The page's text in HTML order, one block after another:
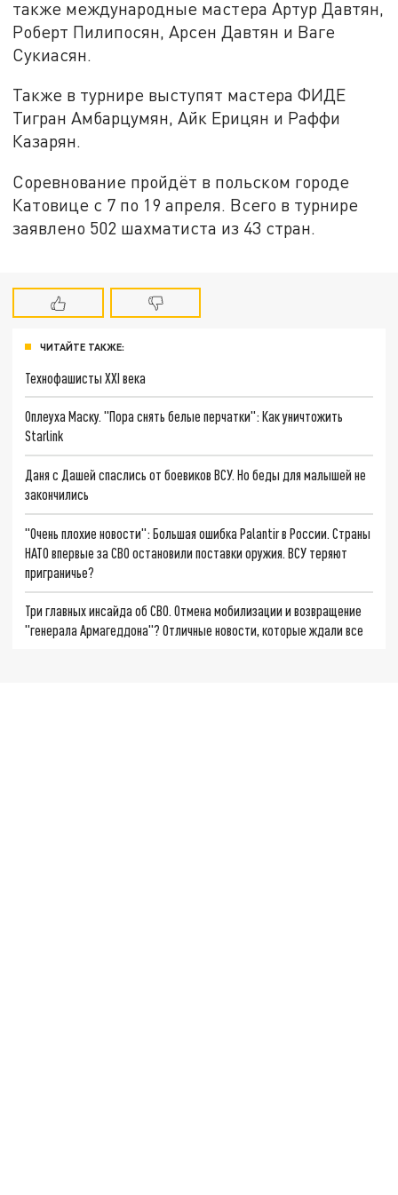
также международные мастера Артур Давтян,
Роберт Пилипосян, Арсен Давтян и Ваге
Сукиасян.
Также в турнире выступят мастера ФИДЕ
Тигран Амбарцумян, Айк Ерицян и Раффи
Казарян.
Соревнование пройдёт в польском городе
Катовице с 7 по 19 апреля. Всего в турнире
заявлено 502 шахматиста из 43 стран.
ЧИТАЙТЕ ТАКЖЕ:
Технофашисты XXI века
Оплеуха Маску. "Пора снять белые перчатки": Как уничтожить
Starlink
Даня с Дашей спаслись от боевиков ВСУ. Но беды для малышей не
закончились
"Очень плохие новости": Большая ошибка Palantir в России. Страны
НАТО впервые за СВО остановили поставки оружия. ВСУ теряют
приграничье?
Три главных инсайда об СВО. Отмена мобилизации и возвращение
"генерала Армагеддона"? Отличные новости, которые ждали все